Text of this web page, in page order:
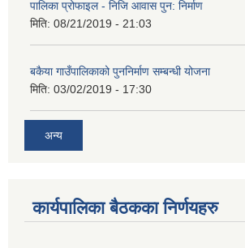
पालिका प्रोफाइल - निजि आवास पुन: निर्माण
मिति: 08/21/2019 - 21:03
बकैया गाउँपालिकाको पुननिर्माण सम्बन्धी योजना
मिति: 03/02/2019 - 17:30
अन्य
कार्यपालिका बैठकका निर्णयहरु